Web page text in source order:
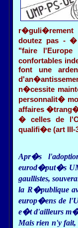
r�guli�rement
doutez pas - �
"faire
confortables
font une
n�cessite
personnalit�
affaires
� celles de
qualifi�e (art III-
Apr�s
eurod�put�s
gaullistes,
la R�publique
europ�ens de
e�t d'ailleurs
Mais rien n'y fait,